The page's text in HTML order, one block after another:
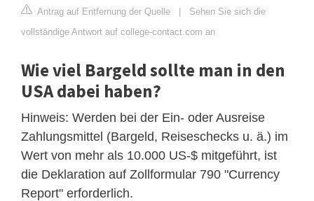
Antrag auf Entfernung der Quelle | Sehen Sie sich die
vollständige Antwort auf college-contact.com an
Wie viel Bargeld sollte man in den
USA dabei haben?
Hinweis: Werden bei der Ein- oder Ausreise
Zahlungsmittel (Bargeld, Reiseschecks u. ä.) im
Wert von mehr als 10.000 US-$ mitgeführt, ist
die Deklaration auf Zollformular 790 "Currency
Report" erforderlich.